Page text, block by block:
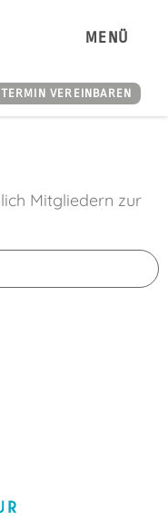
MENÜ
TERMIN VEREINBAREN
Mitgliedern zur